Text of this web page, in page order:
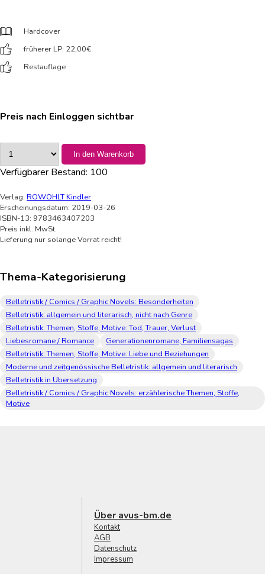
Hardcover
früherer LP: 22,00€
Restauflage
Preis nach Einloggen sichtbar
In den Warenkorb
Verfügbarer Bestand: 100
Verlag: ROWOHLT Kindler
Erscheinungsdatum: 2019-03-26
ISBN-13: 9783463407203
Preis inkl. MwSt.
Lieferung nur solange Vorrat reicht!
Thema-Kategorisierung
Belletristik / Comics / Graphic Novels: Besonderheiten
Belletristik: allgemein und literarisch, nicht nach Genre
Belletristik: Themen, Stoffe, Motive: Tod, Trauer, Verlust
Liebesromane / Romance
Generationenromane, Familiensagas
Belletristik: Themen, Stoffe, Motive: Liebe und Beziehungen
Moderne und zeitgenössische Belletristik: allgemein und literarisch
Belletristik in Übersetzung
Belletristik / Comics / Graphic Novels: erzählerische Themen, Stoffe,
Motive
Über avus-bm.de
Kontakt
AGB
Datenschutz
Impressum